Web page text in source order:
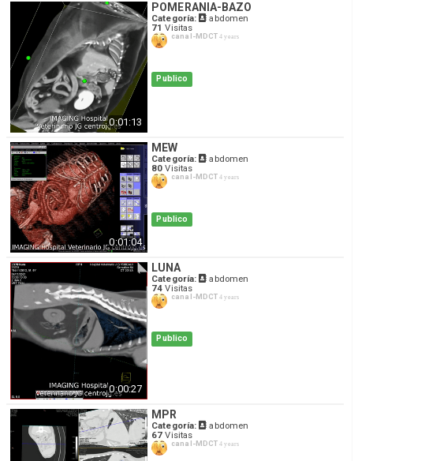
0:01:13
POMERANIA-BAZO
Categoría:
abdomen
71 Visitas
canal-MDCT 4 years
Publico
0:01:04
MEW
Categoría:
abdomen
80 Visitas
canal-MDCT 4 years
Publico
0:00:27
LUNA
Categoría:
abdomen
74 Visitas
canal-MDCT 4 years
Publico
MPR
Categoría:
abdomen
67 Visitas
canal-MDCT 4 years